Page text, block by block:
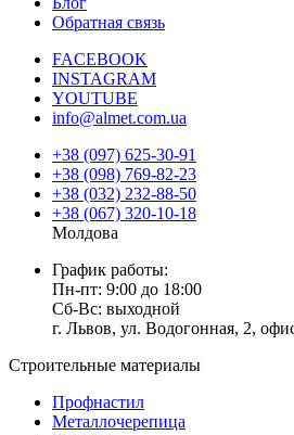
Обратная связь
FACEBOOK
INSTAGRAM
YOUTUBE
info@almet.com.ua
+38 (097) 625-30-91
+38 (098) 769-82-23
+38 (032) 232-88-50
+38 (067) 320-10-18
Молдова
График работы:
Пн-пт: 9:00 до 18:00
Сб-Вс: выходной
г. Львов, ул. Водогонная, 2,
Строительные материалы
Профнастил
Металлочерепица